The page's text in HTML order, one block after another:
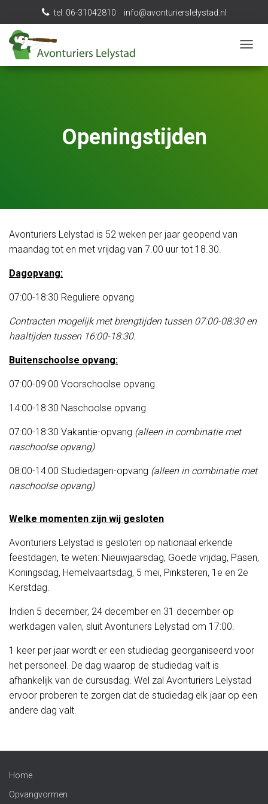
tel: 06-31042810 info@avonturierslelystad.nl
A
Openingstijden
Avonturiers Lelystad is 52 weken per jaar geopend van
maandag tot en met vrijdag van 7.00 uur tot 18.30.
Dagopvang:
07:00-18:30 Reguliere opvang
Contracten mogelijk met brengtijden tussen 07:00-08:30 en
haaltijden tussen 16:00-18:30.
Buitenschoolse opvang:
07:00-09:00 Voorschoolse opvang
14:00-18:30 Naschoolse opvang
07:00-18:30 Vakantie-opvang (alleen in combinatie met
naschoolse opvang)
08:00-14:00 Studiedagen-opvang (alleen in combinatie met
naschoolse opvang)
Welke momenten zijn wij gesloten
Avonturiers Lelystad is gesloten op nationaal erkende
feestdagen, te weten: Nieuwjaarsdag, Goede vrijdag, Pasen,
Koningsdag, Hemelvaartsdag, 5 mei, Pinksteren, 1e en 2e
Kerstdag.
Indien 5 december, 24 december en 31 december op
werkdagen vallen, sluit Avonturiers Lelystad om 17:00.
1 keer per jaar wordt er een studiedag georganiseerd voor
het personeel. De dag waarop de studiedag valt is
afhankelijk van de cursusdag. Wel zal Avonturiers Lelystad
ervoor proberen te zorgen dat de studiedag elk jaar op een
andere dag valt.
Home
Opvangvormen